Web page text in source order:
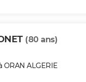
(80 ans)
ORAN ALGERIE